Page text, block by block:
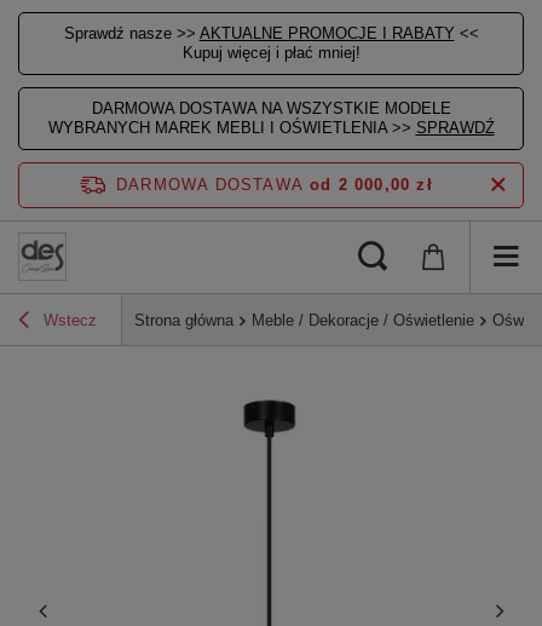
Sprawdź nasze >> AKTUALNE PROMOCJE I RABATY <<
Kupuj więcej i płać mniej!
DARMOWA DOSTAWA NA WSZYSTKIE MODELE
WYBRANYCH MAREK MEBLI I OŚWIETLENIA >> SPRAWDŹ
DARMOWA DOSTAWA od 2 000,00 zł
Wstecz Strona główna Meble / Dekoracje / Oświetlenie